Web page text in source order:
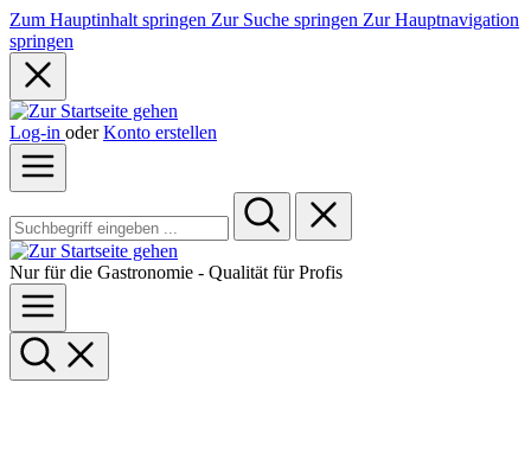
Zum Hauptinhalt springen Zur Suche springen Zur Hauptnavigation
springen
Log-in oder Konto erstellen
Nur für die Gastronomie - Qualität für Profis